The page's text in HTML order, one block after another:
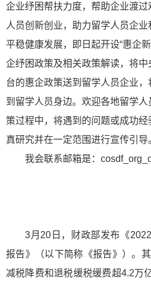
企业纾困帮扶力度，帮助企业渡
人员创新创业，助力留学人员企
平稳健康发展，即日起开设“惠企
企纾困政策及相关政策解读，将
台的惠企政策送到留学人员企业
到留学人员身边。欢迎各地留学
策过程中，将遇到的问题或成功
真研究并在一定范围进行宣传引导
我会联系邮箱是：
3月20日，财政部发布《
报告》（以下简称《报告》）。
减税降费和退税缓税缓费超4.2万